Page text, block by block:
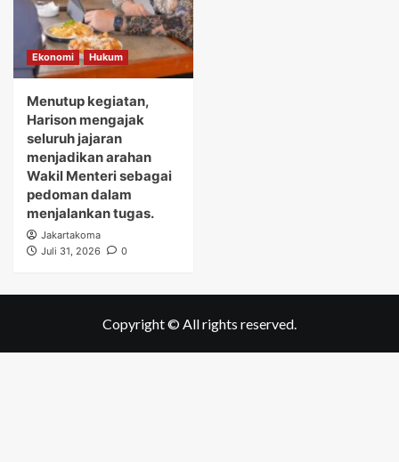
Ekonomi Hukum
Menutup kegiatan,
Harison mengajak
seluruh jajaran
menjadikan arahan
Wakil Menteri sebagai
pedoman dalam
menjalankan tugas.
Jakartakoma
Juli 31, 2026
0
Copyright © All rights reserved.